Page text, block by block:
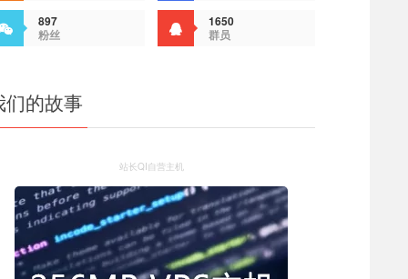
897
粉丝
1650
群员
们的故事
站长QI自营主机